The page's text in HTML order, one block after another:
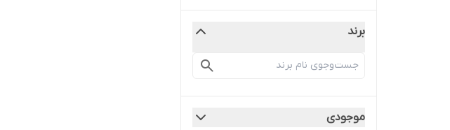
برند
موجودی